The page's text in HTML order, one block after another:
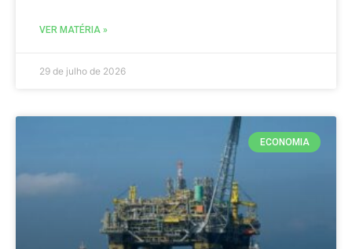
VER MATÉRIA »
29 de julho de 2026
ECONOMIA